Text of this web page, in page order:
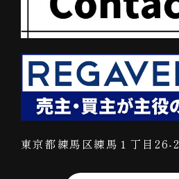
東京都練馬区練馬１丁目26-2